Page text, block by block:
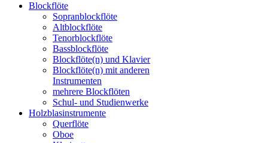
Blockflöte
Sopranblockflöte
Altblockflöte
Tenorblockflöte
Bassblockflöte
Blockflöte(n) und Klavier
Blockflöte(n) mit anderen
Instrumenten
mehrere Blockflöten
Schul- und Studienwerke
Holzblasinstrumente
Querflöte
Oboe